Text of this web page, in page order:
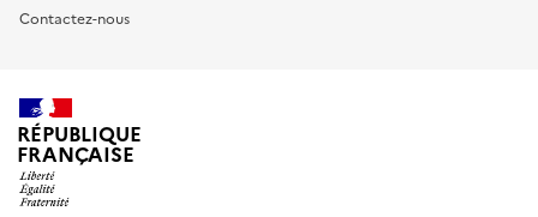
Contactez-nous
RÉPUBLIQUE
FRANÇAISE